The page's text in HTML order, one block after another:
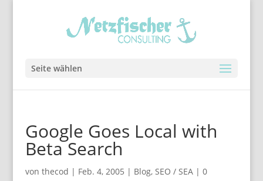
Seite wählen
Google Goes Local with
Beta Search
von thecod | Feb. 4, 2005 | Blog, SEO / SEA| 0